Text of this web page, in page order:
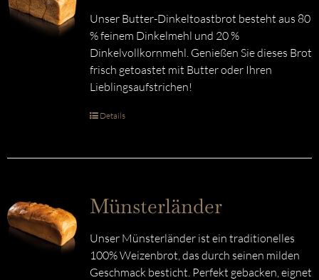
Unser Butter-Dinkeltoastbrot besteht aus 80
% feinem Dinkelmehl und 20 %
Dinkelvollkornmehl. Genießen Sie dieses Brot
frisch getoastet mit Butter oder Ihren
Lieblingsaufstrichen!
Details
Münsterländer
Unser Münsterländer ist ein traditionelles
100% Weizenbrot, das durch seinen milden
Geschmack besticht. Perfekt gebacken, eignet